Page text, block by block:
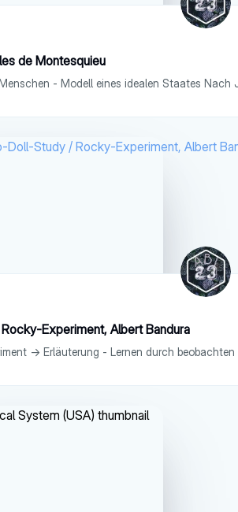
de Montesquieu
Experiment, Albert Bandura